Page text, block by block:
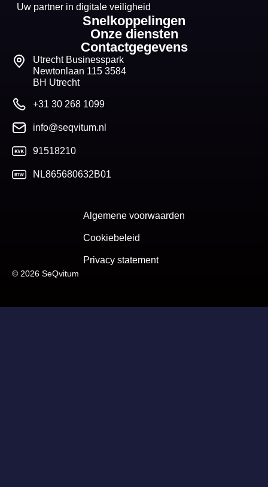
Uw partner in digitale veiligheid
Snelkoppelingen
Onze diensten
Contactgegevens
Utrecht Businesspark
Newtonlaan 115 3584
BH Utrecht
+31 30 268 1099
info@seqvitum.nl
91518210
NL865680632B01
© 2026 SeQvitum
Algemene voorwaarden
Cookiebeleid
Privacy statement